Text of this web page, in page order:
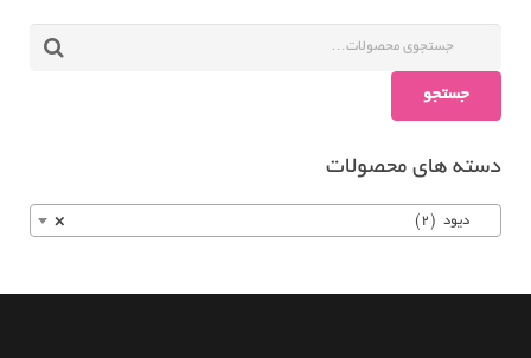
جستجو
دسته های محصولات
× دیود (2)